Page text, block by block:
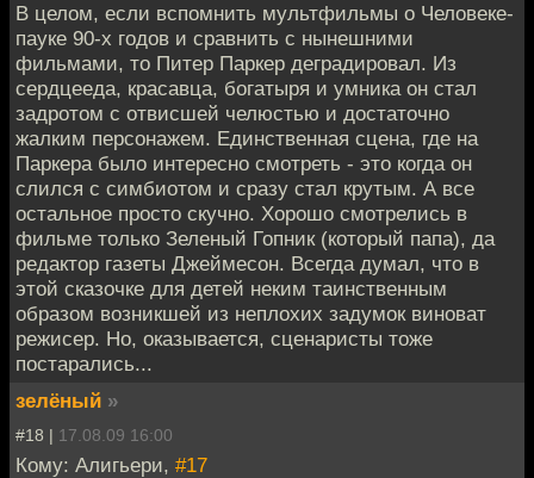
В целом, если вспомнить мультфильмы о Человеке-
пауке 90-х годов и сравнить с нынешними
фильмами, то Питер Паркер деградировал. Из
сердцееда, красавца, богатыря и умника он стал
задротом с отвисшей челюстью и достаточно
жалким персонажем. Единственная сцена, где на
Паркера было интересно смотреть - это когда он
слился с симбиотом и сразу стал крутым. А все
остальное просто скучно. Хорошо смотрелись в
фильме только Зеленый Гопник (который папа), да
редактор газеты Джеймесон. Всегда думал, что в
этой сказочке для детей неким таинственным
образом возникшей из неплохих задумок виноват
режисер. Но, оказывается, сценаристы тоже
постарались...
зелёный »
#18 | 17.08.09 16:00
Кому: Алигьери, #17